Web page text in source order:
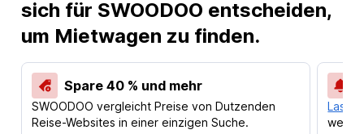
sich für SWOODOO entscheiden,
um Mietwagen zu finden.
Spare 40 % und mehr
SWOODOO vergleicht Preise von Dutzenden
Reise-Websites in einer einzigen Suche.
Lass